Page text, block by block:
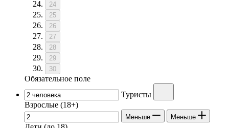
24
25
26
27
28
29
30
Обязательное поле
Туристы
Взрослые (18+)
Меньше Меньше